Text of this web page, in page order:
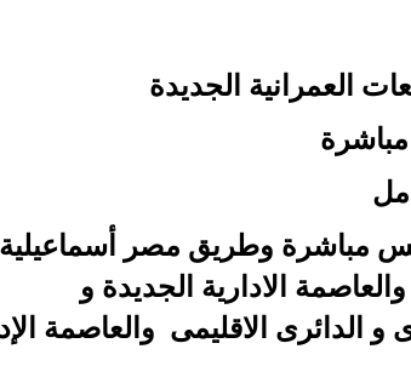
العمرانية الجديدة
وطريق مصر أسماعيلية
والعاصمة الادارية الجديدة و
الدائرى الاقليمى والعاصمة